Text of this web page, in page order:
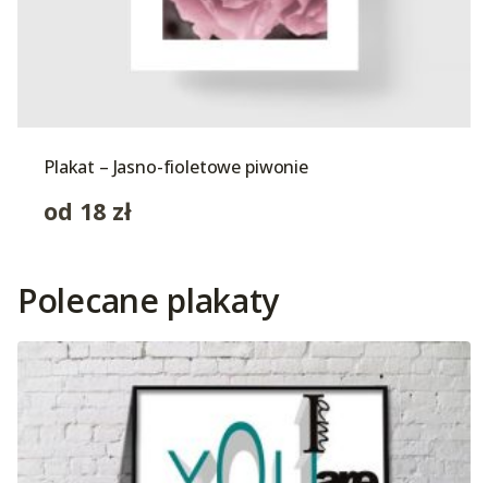
Plakat – Jasno-fioletowe piwonie
od 18 zł
Polecane plakaty